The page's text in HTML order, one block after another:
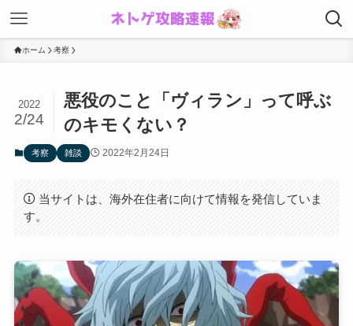
ホーム 考察
悪役のこと「ヴィラン」って呼ぶ
のキモくない？
2022
2/24
考察 雑談 2022年2月24日
当サイトは、海外在住者に向けて情報を発信していま
す。